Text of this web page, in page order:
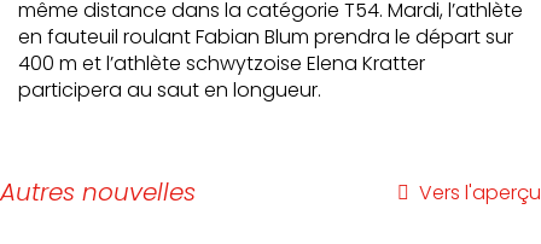
même distance dans la catégorie T54. Mardi, l’athlète
en fauteuil roulant Fabian Blum prendra le départ sur
400 m et l’athlète schwytzoise Elena Kratter
participera au saut en longueur.
Vers l'aperçu
Autres nouvelles